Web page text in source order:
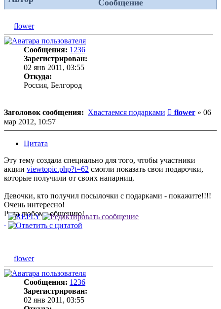
Сообщение
flower
Сообщения: 1236
Зарегистрирован:
02 янв 2011, 03:55
Откуда:
Россия, Белгород
Заголовок сообщения: Хвастаемся подарками Сообщение
flower » 06
мар 2012, 10:57
Цитата
Эту тему создала специально для того, чтобы участники
акции viewtopic.php?t=62 смогли показать свои подарочки,
которые получили от своих напарниц.
Девочки, кто получил посылочки с подарками - покажите!!!!
Очень интересно!
Рада любому общению!
flower
Сообщения: 1236
Зарегистрирован:
02 янв 2011, 03:55